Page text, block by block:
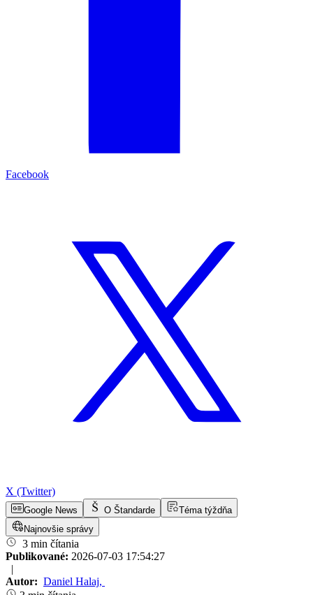
Facebook
X (Twitter)
Google News O Štandarde
Téma týždňa
Najnovšie správy
3 min čítania
Publikované: 2026-07-03 17:54:27
|
Autor: Daniel Halaj,